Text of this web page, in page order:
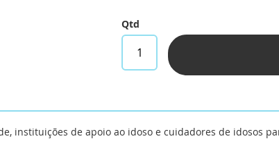
Qtd
instituições de apoio ao idoso e cuidadores de idosos